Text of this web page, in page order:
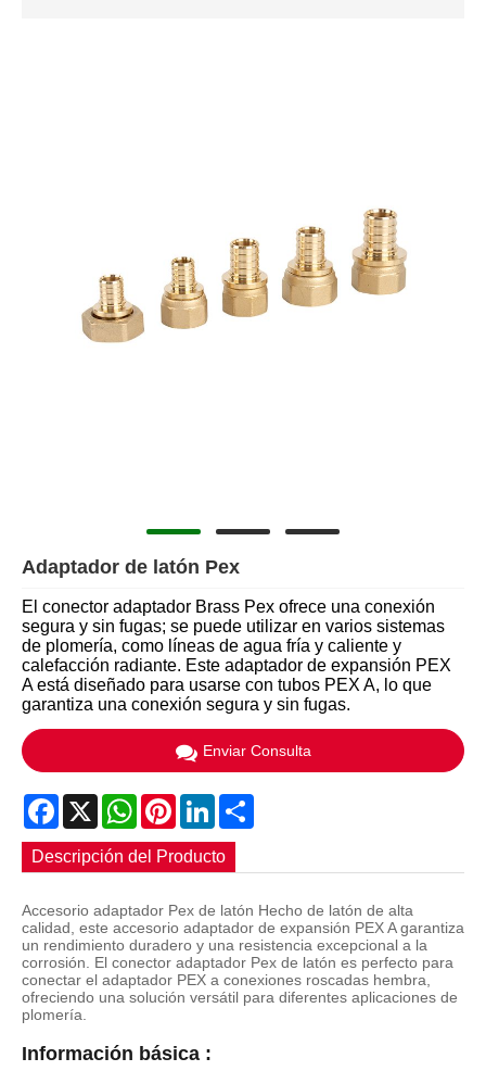
Adaptador de latón Pex
El conector adaptador Brass Pex ofrece una conexión
segura y sin fugas; se puede utilizar en varios sistemas
de plomería, como líneas de agua fría y caliente y
calefacción radiante. Este adaptador de expansión PEX
A está diseñado para usarse con tubos PEX A, lo que
garantiza una conexión segura y sin fugas.
Enviar Consulta
Facebook
X WhatsApp
PinterestLinkedIn
Descripción del Producto
Accesorio adaptador Pex de latón Hecho de latón de alta
calidad, este accesorio adaptador de expansión PEX A garantiza
un rendimiento duradero y una resistencia excepcional a la
corrosión. El conector adaptador Pex de latón es perfecto para
conectar el adaptador PEX a conexiones roscadas hembra,
ofreciendo una solución versátil para diferentes aplicaciones de
plomería.
Información básica :